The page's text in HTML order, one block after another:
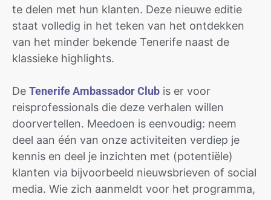
te delen met hun klanten. Deze nieuwe editie
staat volledig in het teken van het ontdekken
van het minder bekende Tenerife naast de
klassieke highlights.
De Tenerife Ambassador Club is er voor
reisprofessionals die deze verhalen willen
doorvertellen. Meedoen is eenvoudig: neem
deel aan één van onze activiteiten verdiep je
kennis en deel je inzichten met (potentiële)
klanten via bijvoorbeeld nieuwsbrieven of social
media. Wie zich aanmeldt voor het programma,